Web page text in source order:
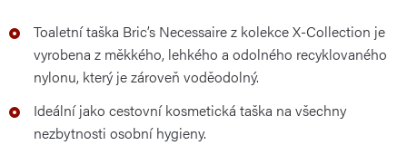
Toaletní taška Bric’s Necessaire z kolekce X-Collection je
vyrobena z měkkého, lehkého a odolného recyklovaného
nylonu, který je zároveň voděodolný.
Ideální jako cestovní kosmetická taška na všechny
nezbytnosti osobní hygieny.